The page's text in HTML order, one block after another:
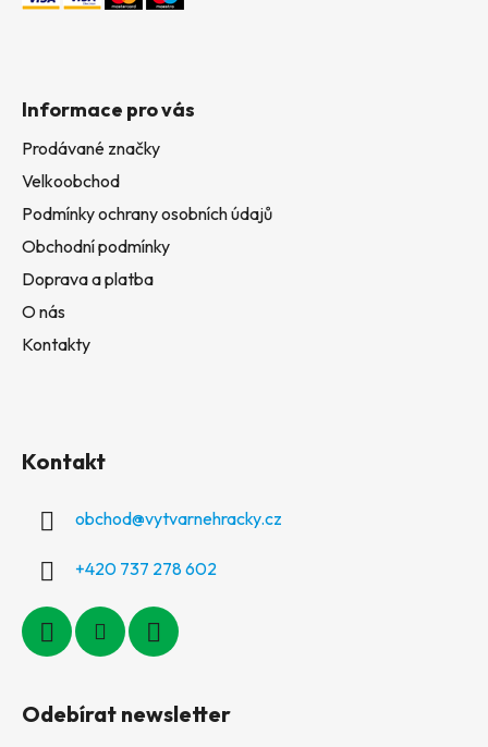
Informace pro vás
Prodávané značky
Velkoobchod
Podmínky ochrany osobních údajů
Obchodní podmínky
Doprava a platba
O nás
Kontakty
Kontakt
obchod@vytvarnehracky.cz
+420 737 278 602
Odebírat newsletter